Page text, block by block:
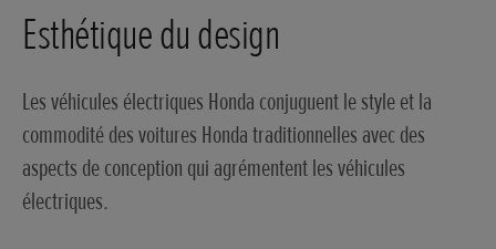
Esthétique du design
Les véhicules électriques Honda conjuguent le style et la
commodité des voitures Honda traditionnelles avec des
aspects de conception qui agrémentent les véhicules
électriques.